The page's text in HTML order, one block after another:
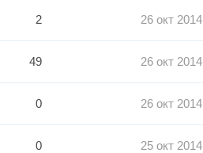
2 26 окт 2014
49 26 окт 2014
0 26 окт 2014
0 25 окт 2014